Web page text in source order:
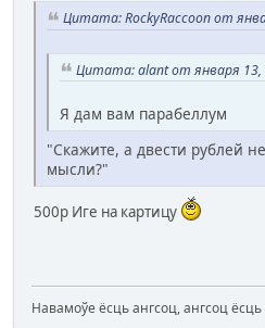
Цитата: RockyRaccoon от
Цитата: alant от января 13,
Я дам вам парабеллум
"Скажите, а двести рублей
мысли?"
500р Иге на картицу
Навамоўе ёсць ангсоц, ангсоц